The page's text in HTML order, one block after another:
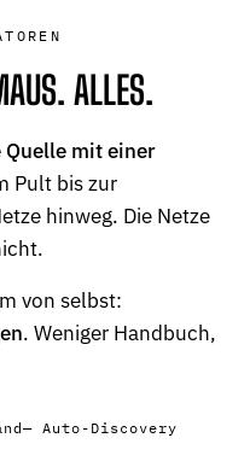
ALLES.
Quelle mit einer
Pult bis zur
hinweg. Die Netze
von selbst:
. Weniger Handbuch,
Auto-Discovery